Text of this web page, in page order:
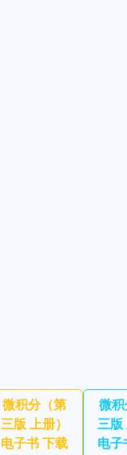
微积分（第
三版 上册）
电子书 下载
微
三版
电子